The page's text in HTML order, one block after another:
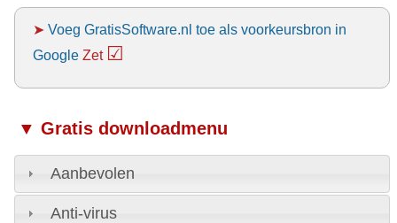
➤ Voeg GratisSoftware.nl toe als voorkeursbron in
Google Zet ☑
▼ Gratis downloadmenu
Aanbevolen
Anti-virus